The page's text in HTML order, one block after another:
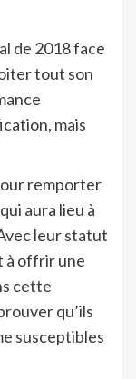
de 2018 face
tout son
mais
remporter
aura lieu à
leur statut
à offrir une
cette
qu’ils
susceptibles